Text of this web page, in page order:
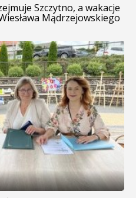
Szczytno, a wakacje
Mądrzejowskiego